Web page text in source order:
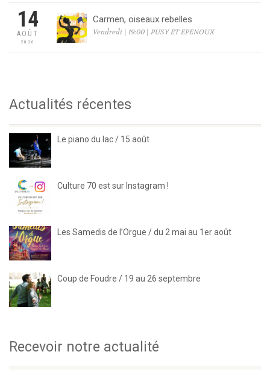
14
AOÛT
2026
Carmen, oiseaux rebelles
Vendredi | 19:00 | PUSY ET EPENOUX
Actualités récentes
Le piano du lac / 15 août
Culture 70 est sur Instagram !
Les Samedis de l’Orgue / du 2 mai au 1er août
Coup de Foudre / 19 au 26 septembre
Recevoir notre actualité